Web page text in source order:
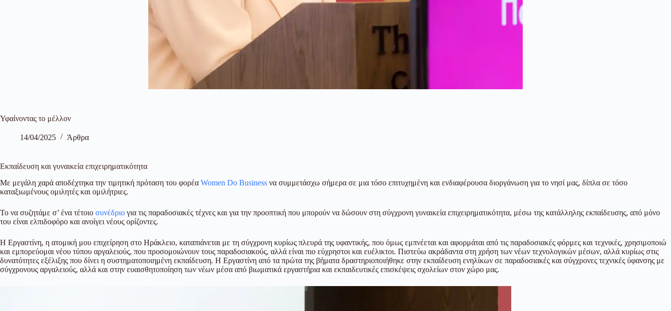
Υφαίνοντας το μέλλον
14/04/2025 Άρθρα
Εκπαίδευση και γυναικεία επιχειρηματικότητα
Με μεγάλη χαρά αποδέχτηκα την τιμητική πρόταση του φορέα Women Do Business να συμμετάσχω σήμερα σε μια τόσο επιτυχημένη και ενδιαφέρουσα διοργάνωση για το νησί μας, δίπλα σε τόσο
καταξιωμένους ομιλητές και ομιλήτριες.
Το να συζητάμε σ’ ένα τέτοιο συνέδριο για τις παραδοσιακές τέχνες και για την προοπτική που μπορούν να δώσουν στη σύγχρονη γυναικεία επιχειρηματικότητα, μέσω της κατάλληλης εκπαίδευσης, από μόνο
του είναι ελπιδοφόρο και ανοίγει νέους ορίζοντες.
Η Εργαστίνη, η ατομική μου επιχείρηση στο Ηράκλειο, καταπιάνεται με τη σύγχρονη κυρίως πλευρά της υφαντικής, που όμως εμπνέεται και αφορμάται από τις παραδοσιακές φόρμες και τεχνικές, χρησιμοποιώ
και εμπορεύομαι νέου τύπου αργαλειούς, που προσομοιώνουν τους παραδοσιακούς, αλλά είναι πιο εύχρηστοι και ευέλικτοι. Πιστεύω ακράδαντα στη χρήση των νέων τεχνολογικών μέσων, αλλά κυρίως στις
δυνατότητες εξέλιξης που δίνει η συστηματοποιημένη εκπαίδευση. Η Εργαστίνη από τα πρώτα της βήματα δραστηριοποιήθηκε στην εκπαίδευση ενηλίκων σε παραδοσιακές και σύγχρονες τεχνικές ύφανσης με
σύγχρονους αργαλειούς, αλλά και στην ευαισθητοποίηση των νέων μέσα από βιωματικά εργαστήρια και εκπαιδευτικές επισκέψεις σχολείων στον χώρο μας.